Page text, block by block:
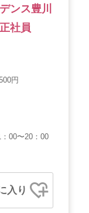
ンス豊川
社員
円
00〜20：00
入り